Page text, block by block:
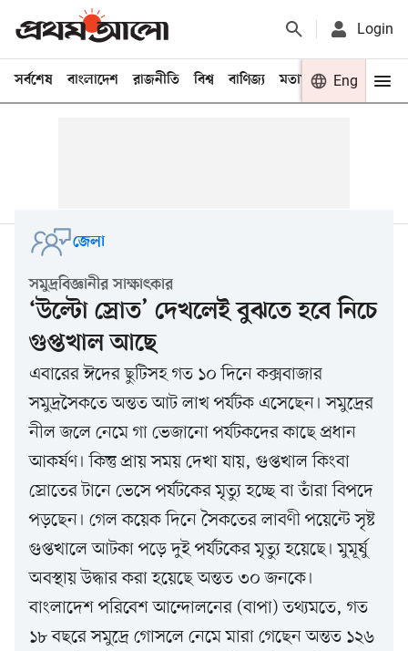
Login
সর্বশেষ বাংলাদেশ রাজনীতি বিশ্ব বাণিজ্য মতামত খেলা
Eng
জেলা
সমুদ্রবিজ্ঞানীর সাক্ষাৎকার
‘উল্টো স্রোত’ দেখলেই বুঝতে হবে নিচে
গুপ্তখাল আছে
এবারের ঈদের ছুটিসহ গত ১০ দিনে কক্সবাজার
সমুদ্রসৈকতে অন্তত আট লাখ পর্যটক এসেছেন। সমুদ্রের
নীল জলে নেমে গা ভেজানো পর্যটকদের কাছে প্রধান
আকর্ষণ। কিন্তু প্রায় সময় দেখা যায়, গুপ্তখাল কিংবা
স্রোতের টানে ভেসে পর্যটকের মৃত্যু হচ্ছে বা তাঁরা বিপদে
পড়ছেন। গেল কয়েক দিনে সৈকতের লাবণী পয়েন্টে সৃষ্ট
গুপ্তখালে আটকা পড়ে দুই পর্যটকের মৃত্যু হয়েছে। মুমূর্ষু
অবস্থায় উদ্ধার করা হয়েছে অন্তত ৩০ জনকে।
বাংলাদেশ পরিবেশ আন্দোলনের (বাপা) তথ্যমতে, গত
১৮ বছরে সমুদ্রে গোসলে নেমে মারা গেছেন অন্তত ১২৬